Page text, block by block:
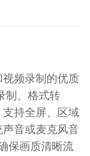
频录制的优质
制、格式转
持全屏、区域
音或麦克风音
保画质清晰流